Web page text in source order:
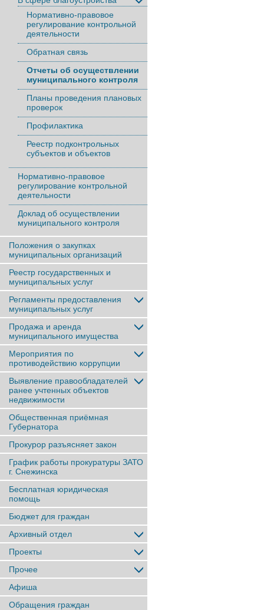
Нормативно-правовое
регулирование контрольной
деятельности
Обратная связь
Отчеты об осуществлении
муниципального контроля
Планы проведения плановых
проверок
Профилактика
Реестр подконтрольных
субъектов и объектов
Нормативно-правовое
регулирование контрольной
деятельности
Доклад об осуществлении
муниципального контроля
Положения о закупках
муниципальных организаций
Реестр государственных и
муниципальных услуг
Регламенты предоставления
муниципальных услуг
Продажа и аренда
муниципального имущества
Мероприятия по
противодействию коррупции
Выявление правообладателей
ранее учтенныx объектов
недвижимости
Общественная приёмная
Губернатора
Прокурор разъясняет закон
График работы прокуратуры ЗАТО
г. Снежинска
Бесплатная юридическая
помощь
Бюджет для граждан
Архивный отдел
Проекты
Прочее
Афиша
Обращения граждан